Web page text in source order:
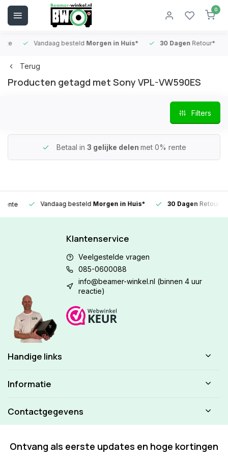
0
Vandaag besteldMorgen in Huis* 30 DagenRetour*
Terug
Producten getagd met Sony VPL-VW590ES
Filters
Betaal in 3 gelijke delen met 0% rente
Vandaag besteldMorgen in Huis* 30 DagenRetour*
Klantenservice
Veelgestelde vragen
085-0600088
info@beamer-winkel.nl (binnen 4 uur
reactie)
Handige links
Informatie
Contactgegevens
Ontvang als eerste updates en hoge kortingen